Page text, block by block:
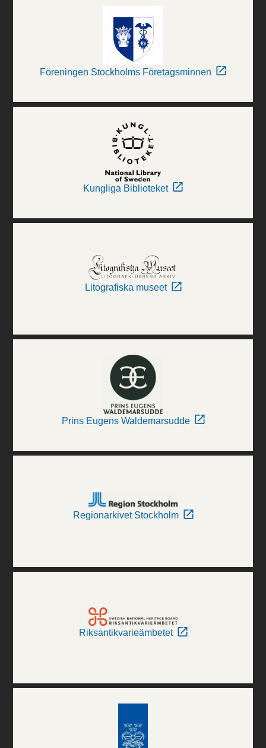
Föreningen Stockholms Företagsminnen
Kungliga Biblioteket
Litografiska museet
Prins Eugens Waldemarsudde
Regionarkivet Stockholm
Riksantikvarieämbetet